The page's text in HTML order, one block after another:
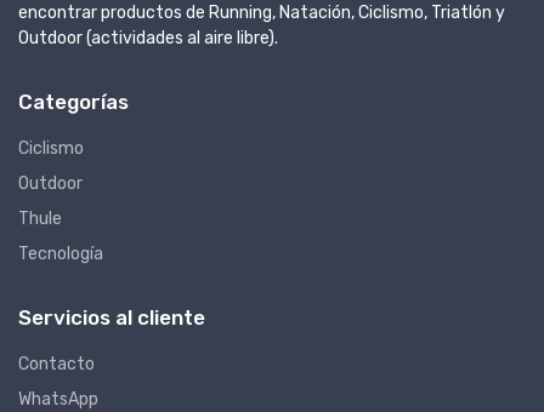
encontrar productos de Running, Natación, Ciclismo, Triatlón y
Outdoor (actividades al aire libre).
Categorías
Ciclismo
Outdoor
Thule
Tecnología
Servicios al cliente
Contacto
WhatsApp